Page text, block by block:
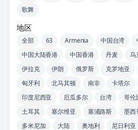
歌舞
地区
全部 63 Armenia 中国台湾
中国大陆香港
中国香港 丹麦 乌
伊拉克
伊朗 俄罗斯 克罗地亚
匈牙利
北马其顿 南非 卡塔尔
印度尼西亚
厄瓜多尔 台湾 哥伦
土耳其
塞尔维亚 塞浦路斯 墨西
多米尼加
大陆 奥地利 尼日利亚